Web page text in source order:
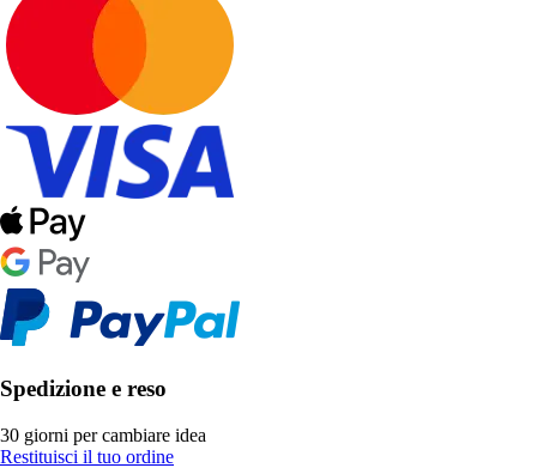
Spedizione e reso
30 giorni per cambiare idea
Restituisci il tuo ordine